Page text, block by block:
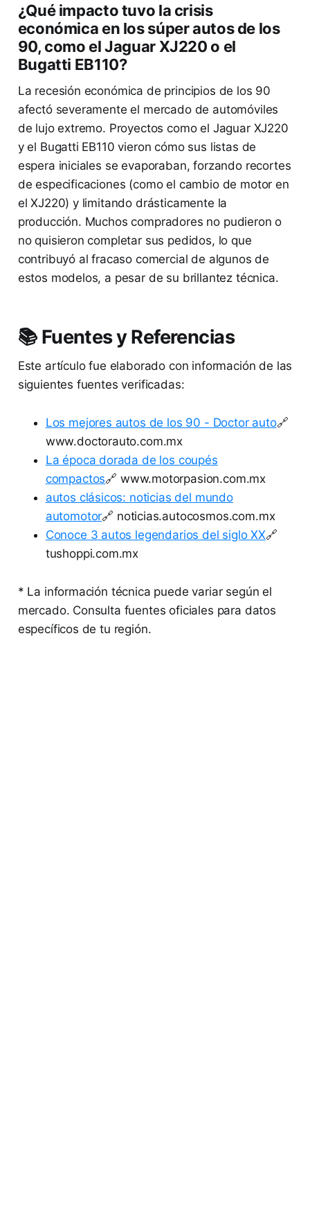
¿Qué impacto tuvo la crisis
económica en los súper autos de los
90, como el Jaguar XJ220 o el
Bugatti EB110?
La recesión económica de principios de los 90
afectó severamente el mercado de automóviles
de lujo extremo. Proyectos como el Jaguar XJ220
y el Bugatti EB110 vieron cómo sus listas de
espera iniciales se evaporaban, forzando recortes
de especificaciones (como el cambio de motor en
el XJ220) y limitando drásticamente la
producción. Muchos compradores no pudieron o
no quisieron completar sus pedidos, lo que
contribuyó al fracaso comercial de algunos de
estos modelos, a pesar de su brillantez técnica.
📚 Fuentes y Referencias
Este artículo fue elaborado con información de las
siguientes fuentes verificadas:
Los mejores autos de los 90 - Doctor auto🔗
www.doctorauto.com.mx
La época dorada de los coupés
compactos🔗 www.motorpasion.com.mx
autos clásicos: noticias del mundo
automotor🔗 noticias.autocosmos.com.mx
Conoce 3 autos legendarios del siglo XX🔗
tushoppi.com.mx
* La información técnica puede variar según el
mercado. Consulta fuentes oficiales para datos
específicos de tu región.